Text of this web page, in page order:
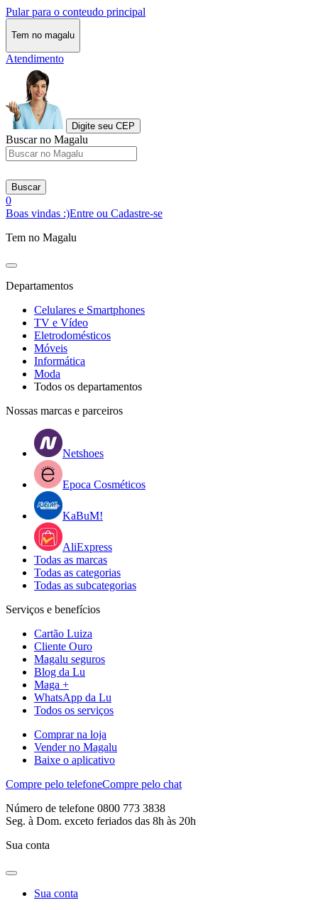
Pular para o conteudo principal
Tem no magalu
Atendimento
Digite seu CEP
Buscar no Magalu
Buscar
0
Boas vindas :)Entre ou Cadastre-se
Tem no Magalu
Departamentos
Celulares e Smartphones
TV e Vídeo
Eletrodomésticos
Móveis
Informática
Moda
Todos os departamentos
Nossas marcas e parceiros
Netshoes
Epoca Cosméticos
KaBuM!
AliExpress
Todas as marcas
Todas as categorias
Todas as subcategorias
Serviços e benefícios
Cartão Luiza
Cliente Ouro
Magalu seguros
Blog da Lu
Maga +
WhatsApp da Lu
Todos os serviços
Comprar na loja
Vender no Magalu
Baixe o aplicativo
Compre pelo telefoneCompre pelo chat
Número de telefone 0800 773 3838
Seg. à Dom. exceto feriados das 8h às 20h
Sua conta
Sua conta